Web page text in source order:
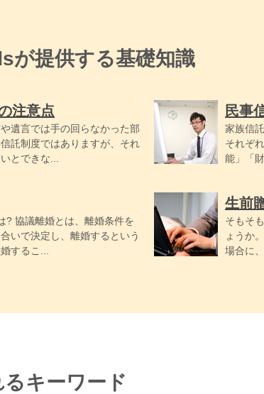
が提供する基礎知識
注意点
遺言では手の回らなかった部
託制度ではありますが、それ
とできな...
民事
家族信
それぞ
能」「
? 協議離婚とは、離婚条件を
いで決定し、離婚するという
するこ...
生前
そもそ
ょうか
場合に
キーワード